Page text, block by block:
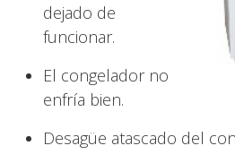
dejado de
funcionar.
El congelador no
enfría bien.
Desagüe atascado del